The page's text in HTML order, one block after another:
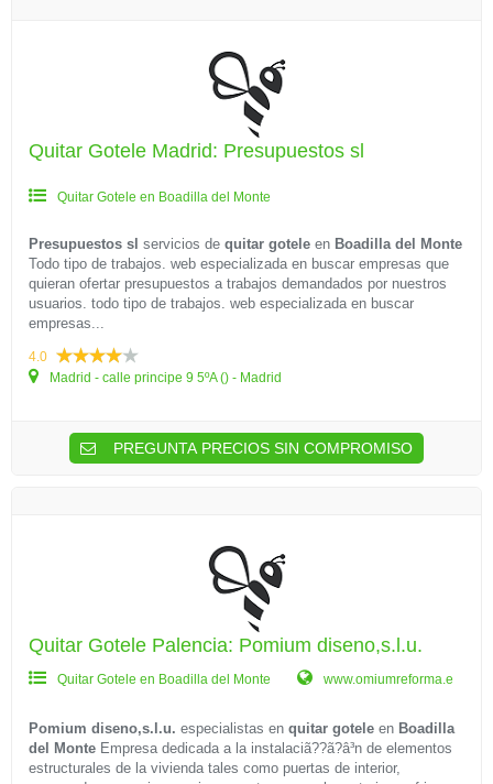
Quitar Gotele Madrid: Presupuestos sl
Quitar Gotele en Boadilla del Monte
Presupuestos sl servicios de quitar gotele en Boadilla del Monte
Todo tipo de trabajos. web especializada en buscar empresas que
quieran ofertar presupuestos a trabajos demandados por nuestros
usuarios. todo tipo de trabajos. web especializada en buscar
empresas...
4.0
Madrid - calle principe 9 5ºA () - Madrid
PREGUNTA PRECIOS SIN COMPROMISO
Quitar Gotele Palencia: Pomium diseno,s.l.u.
Quitar Gotele en Boadilla del Monte www.omiumreforma.e
Pomium diseno,s.l.u. especialistas en quitar gotele en Boadilla
del Monte Empresa dedicada a la instalaciã??ã?â³n de elementos
estructurales de la vivienda tales como puertas de interior,